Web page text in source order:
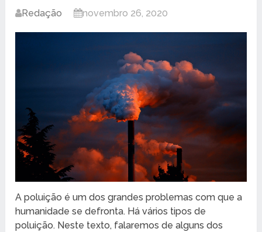
Redação novembro 26, 2020
A poluição é um dos grandes problemas com que a
humanidade se defronta. Há vários tipos de
poluição. Neste texto, falaremos de alguns dos